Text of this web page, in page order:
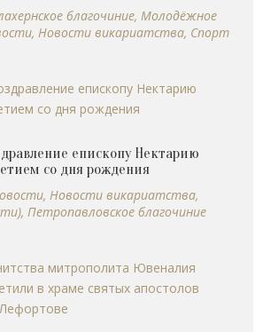
благочиние,Молодёжное
,Новости викариатства, Спорт
епископу Нектарию
со дня рождения
,Новости викариатства,
,Петропавловское благочиние